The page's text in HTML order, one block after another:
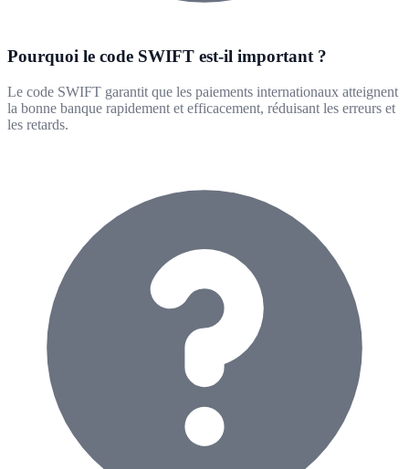
Pourquoi le code SWIFT est-il important ?
Le code SWIFT garantit que les paiements internationaux atteignent
la bonne banque rapidement et efficacement, réduisant les erreurs et
les retards.